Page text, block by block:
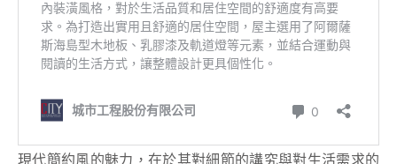
現代簡約風的魅力，在於其對細節的講究與對生活需求的